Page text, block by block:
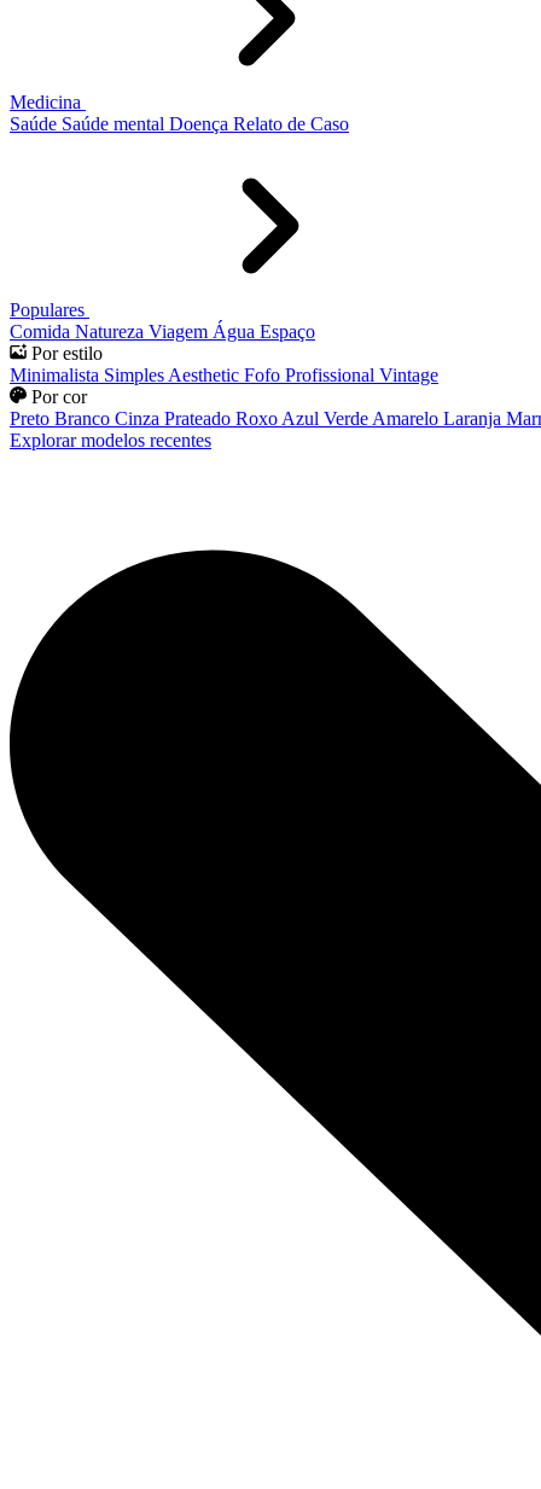
Medicina
Saúde Saúde mental Doença Relato de Caso
Populares
Comida Natureza Viagem Água Espaço
Por estilo
Minimalista Simples Aesthetic Fofo Profissional Vintage
Por cor
Preto Branco Cinza Prateado Roxo Azul Verde Amarelo Laranja
Explorar modelos recentes